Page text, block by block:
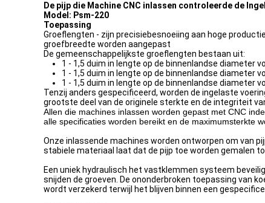
De pijp die Machine CNC inlassen controleerde de
Model: Psm-220
Toepassing
Groeflengten - zijn precisiebesnoeiing aan hoge
groefbreedte worden aangepast
De gemeenschappelijkste groeflengten bestaan uit:
1 - 1,5 duim in lengte op de binnenlandse diameter
1 - 1,5 duim in lengte op de binnenlandse diameter
1 - 1,5 duim in lengte op de binnenlandse diameter
Tenzij anders gespecificeerd, worden de ingelaste
grootste deel van de originele sterkte en de integriteit
Allen die machines inlassen worden gepast met CNC
alle specificaties worden bereikt en de maximumsterkte
Onze inlassende machines worden ontworpen om van
stabiele materiaal laat dat de pijp toe worden gemalen
Een uniek hydraulisch het vastklemmen systeem
snijden de groeven. De ononderbroken toepassing van
wordt verzekerd terwijl het blijven binnen een